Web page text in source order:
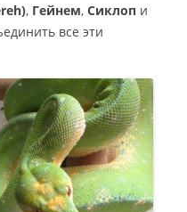
, Гейнем, Сиклоп и
все эти